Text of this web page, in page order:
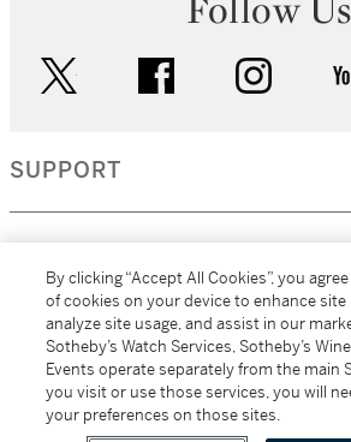
facebook
SUPPORT
MORE...
By clicking “Accept All Cookies”, you
of cookies on your device to enhance site
analyze site usage, and assist in our
Sotheby’s Watch Services, Sotheby’s
Events operate separately from the main
you visit or use those services, you will
your preferences on those sites.